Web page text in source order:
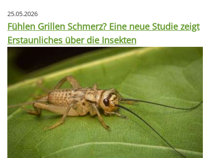
25.05.2026
Fühlen Grillen Schmerz? Eine neue Studie zeigt
Erstaunliches über die Insekten